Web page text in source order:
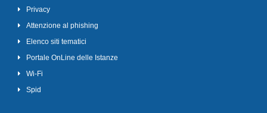
Privacy
Attenzione al phishing
Elenco siti tematici
Portale OnLine delle Istanze
Wi-Fi
Spid